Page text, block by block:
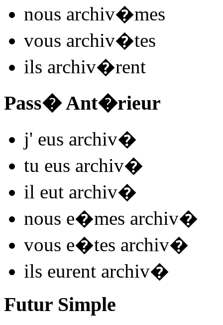
nous archiv�mes
vous archiv�tes
ils archiv�rent
Pass� Ant�rieur
j' eus archiv�
tu eus archiv�
il eut archiv�
nous e�mes archiv�
vous e�tes archiv�
ils eurent archiv�
Futur Simple